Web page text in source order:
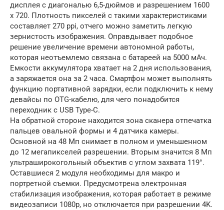
дисплея с диагональю 6,5-дюймов и разрешением 1600
x 720. Плотность пикселей с такими характеристиками
составляет 270 ppi, отчего можно заметить легкую
зернистость изображения. Оправдывает подобное
решение увеличение времени автономной работы,
которая неотъемлемо связана с батареей на 5000 мАч.
Емкости аккумулятора хватает на 2 дня использования,
а заряжается она за 2 часа. Смартфон может выполнять
функцию портативной зарядки, если подключить к нему
девайсы по OTG-кабелю, для чего понадобится
переходник с USB Type-C.
На обратной стороне находится зона сканера отпечатка
пальцев овальной формы и 4 датчика камеры.
Основной на 48 Мп снимает в полном и уменьшенном
до 12 мегапикселей разрешении. Вторым значится 8 Мп
ультраширокогольный объектив с углом захвата 119°.
Оставшиеся 2 модуля необходимы для макро и
портретной съемки. Предусмотрена электронная
стабилизация изображения, которая работает в режиме
видеозаписи 1080p, но отключается при разрешении 4K.